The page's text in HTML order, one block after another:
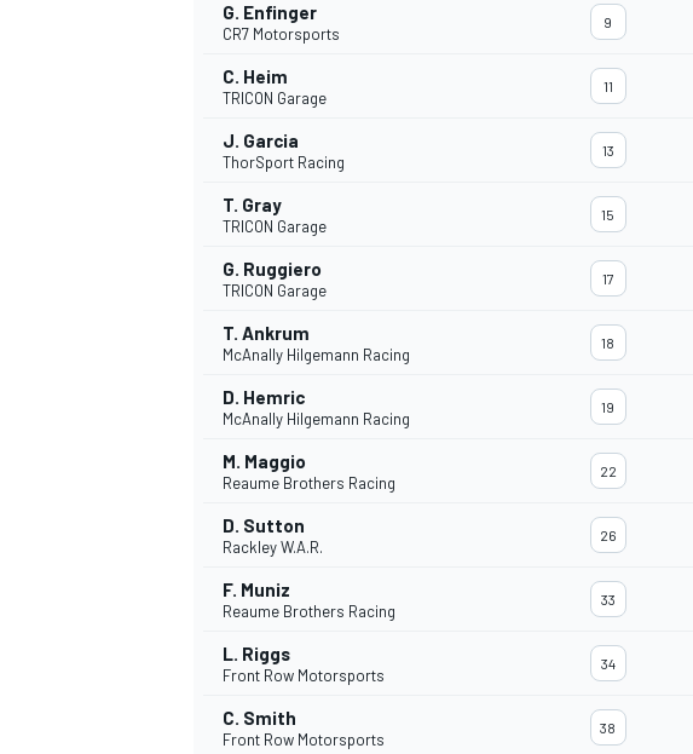
G. Enfinger
CR7 Motorsports
9
C. Heim
TRICON Garage
11
J. Garcia
ThorSport Racing
13
T. Gray
TRICON Garage
15
G. Ruggiero
TRICON Garage
17
T. Ankrum
McAnally Hilgemann Racing
18
D. Hemric
McAnally Hilgemann Racing
19
M. Maggio
Reaume Brothers Racing
22
D. Sutton
Rackley W.A.R.
26
F. Muniz
Reaume Brothers Racing
33
L. Riggs
Front Row Motorsports
34
C. Smith
Front Row Motorsports
38